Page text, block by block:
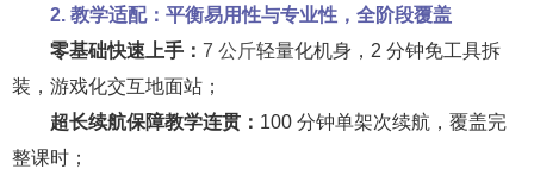
2. 教学适配：平衡易用性与专业性，全阶段覆盖
零基础快速上手： 7 公斤轻量化机身，2 分钟免工具拆
装，游戏化交互地面站；
超长续航保障教学连贯： 100 分钟单架次续航，覆盖完
整课时；